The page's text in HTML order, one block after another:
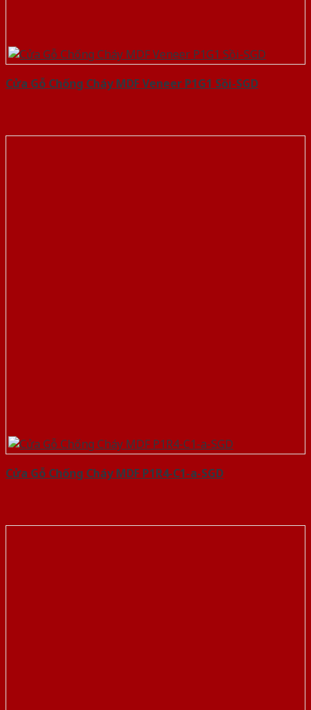
Cửa Gỗ Chống Cháy MDF Veneer P1G1 Sồi-SGD
Cửa Gỗ Chống Cháy MDF P1R4-C1-a-SGD